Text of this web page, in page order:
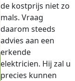
de kostprijs niet zo
mals. Vraag
daarom steeds
advies aan een
erkende
elektricien. Hij zal u
precies kunnen